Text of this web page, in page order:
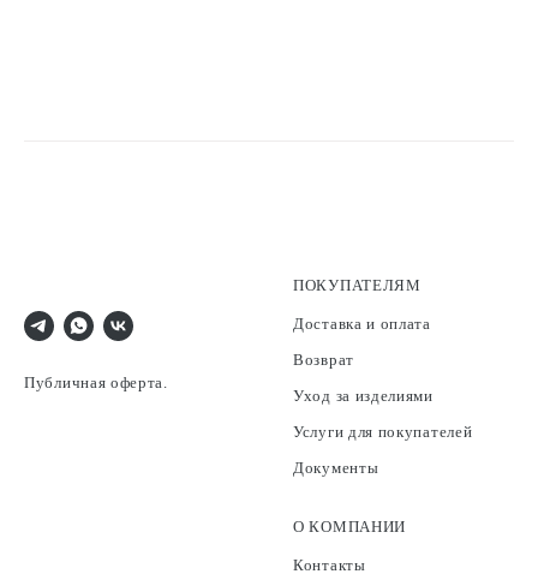
Публичная оферта.
ПОКУПАТЕЛЯМ
Доставка и оплата
Возврат
Уход за изделиями
Услуги для покупателей
Документы
О КОМПАНИИ
Контакты